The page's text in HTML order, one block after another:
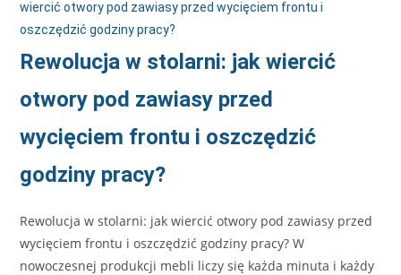
Rewolucja w stolarni: jak wiercić
otwory pod zawiasy przed
wycięciem frontu i oszczędzić
godziny pracy?
Rewolucja w stolarni: jak wiercić otwory pod zawiasy przed
wycięciem frontu i oszczędzić godziny pracy? W
nowoczesnej produkcji mebli liczy się każda minuta i każdy